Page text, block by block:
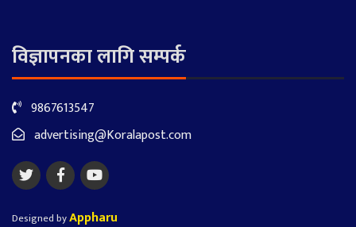
विज्ञापनका लागि सम्पर्क
9867613547
advertising@Koralapost.com
Designed byAppharu